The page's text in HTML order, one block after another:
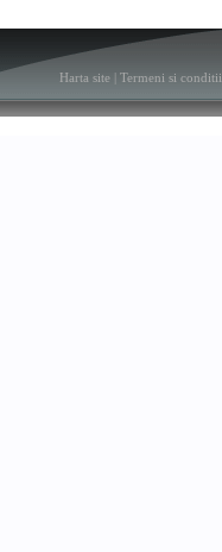
Harta site | Termeni si conditii